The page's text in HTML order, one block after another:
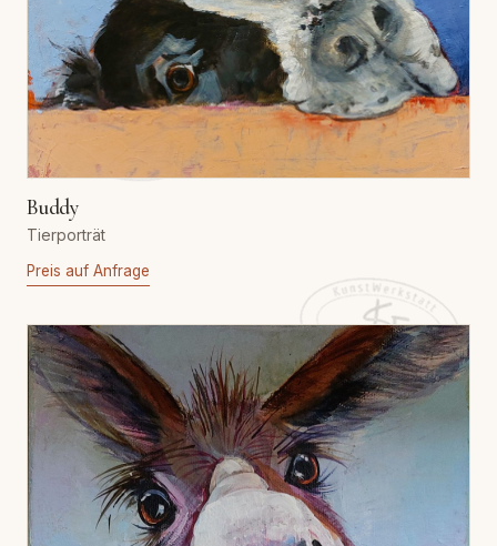
Buddy
Tierporträt
Preis auf Anfrage